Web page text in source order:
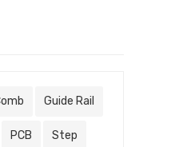
Guide Rail
PCB Step